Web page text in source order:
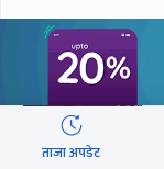
ताजा अपडेट